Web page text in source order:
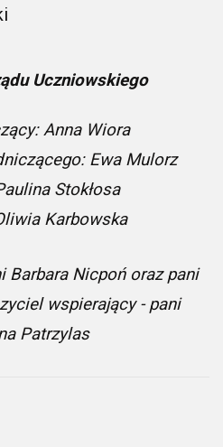
Uczniowskiego
Anna Wiora
Ewa Mulorz
Stokłosa
Karbowska
Barbara Nicpoń oraz pani
wspierający - pani
Patrzylas